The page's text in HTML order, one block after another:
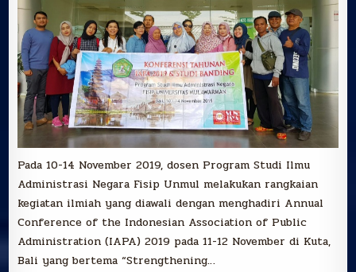
STUDI
BANDING
KE
DUA
UNIVERSITAS
DI
BALI
Pada 10-14 November 2019, dosen Program Studi Ilmu
Administrasi Negara Fisip Unmul melakukan rangkaian
kegiatan ilmiah yang diawali dengan menghadiri Annual
Conference of the Indonesian Association of Public
Administration (IAPA) 2019 pada 11-12 November di Kuta,
Bali yang bertema “Strengthening…